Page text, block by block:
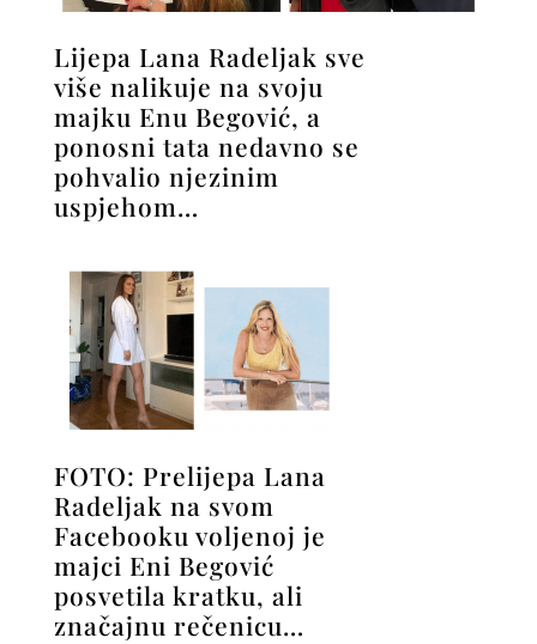
Lijepa Lana Radeljak sve
više nalikuje na svoju
majku Enu Begović, a
ponosni tata nedavno se
pohvalio njezinim
uspjehom…
FOTO: Prelijepa Lana
Radeljak na svom
Facebooku voljenoj je
majci Eni Begović
posvetila kratku, ali
značajnu rečenicu…